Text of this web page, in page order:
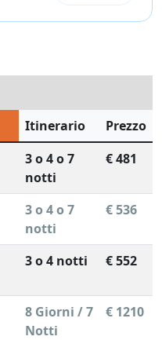
Itinerario
Prezzo
3 o 4 o 7
notti
€ 481
3 o 4 o 7
notti
€ 536
3 o 4 notti € 552
8 Giorni / 7
Notti
€ 1210